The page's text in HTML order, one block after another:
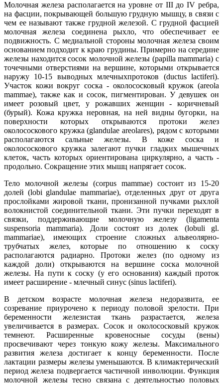
Молочная железа располагается на уровне от III до IV ребра,
на фасции, покрывающей большую грудную мышцу, в связи с
чем ее называют также грудной железой. С грудной фасцией
молочная железа соединена рыхло, что обеспечивает ее
подвижность. С медиальной стороны молочная железа своим
основанием подходит к краю грудины. Примерно на середине
железы находится сосок молочной железы (papilla mammaria) с
точечными отверстиями на вершине, которыми открывается
наружу 10-15 выводных млечныхпротоков (ductus lactiferi).
Участок кожи вокруг соска - околососковый кружок (areola
mammae), также как и сосок, пигментирован. У девушек он
имеет розовый цвет, у рожавших женщин - коричневый
(бурый). Кожа кружка неровная, на ней видны бугорки, на
поверхности которых открываются протоки желез
околососкового кружка (glandulae areolares), рядом с которыми
располагаются сальные железы. В коже соска и
околососкового кружка залегают пучки гладких мышечных
клеток, часть которых ориентирована циркулярно, а часть -
продольно. Сокращение этих мышц напрягает сосок.
Тело молочной железы (corpus mammae) состоит из 15-20
долей (lobi glandulae mammariae), отделенных друг от друга
прослойками жировой ткани, пронизанной пучками рыхлой
волокнистой соединительной ткани. Эти пучки переходят в
связки, поддерживающие молочную железу (ligamenta
suspensoria mammaria). Доли состоят из долек (lobuli gl.
mammariae), имеющих строение сложных альвеолярно-
трубчатых желез, которые по отношению к соску
располагаются радиарно. Протоки желез (по одному из
каждой доли) открываются на вершине соска молочной
железы. На пути к соску (у его основания) каждый проток
имеет расширение - млечный синус (sinus lactiferi).
В детском возрасте молочная железа недоразвита, ее
созревание приурочено к периоду половой зрелости. При
беременности железистая ткань разрастается, железа
увеличивается в размерах. Сосок и околососковый кружок
темнеют. Расширенные кровеносные сосуды (вены)
просвечивают через тонкую кожу железы. Максимального
развития железа достигает к концу беременности. После
лактации размеры железы уменьшаются. В климактерический
период железа подвергается частичной инволюции. Функция
молочной железы тесно связана с деятельностью половых